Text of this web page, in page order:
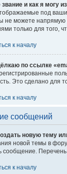
звание и как я могу
под
не можете напрямую
только для того,
к началу
по ссылке
Это сделано для
к началу
сообщений
новую тему
новой темы в
сообщение.
к началу